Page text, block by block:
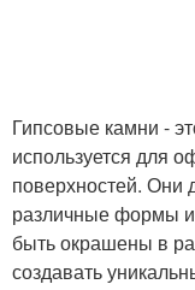
Гипсовые камни -
используется для
поверхностей. Они
различные формы
быть окрашены в
создавать